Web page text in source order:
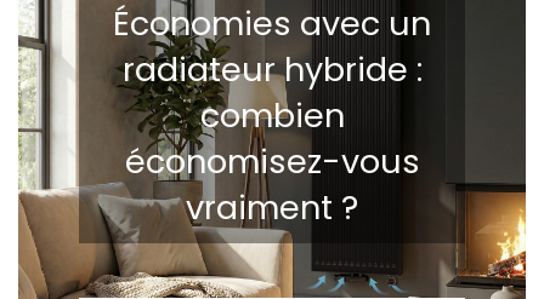
Économies avec un
radiateur hybride :
combien
économisez-vous
vraiment ?